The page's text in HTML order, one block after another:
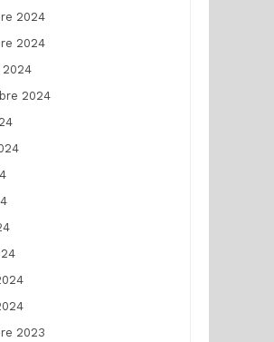
2024
2024
2024
2023